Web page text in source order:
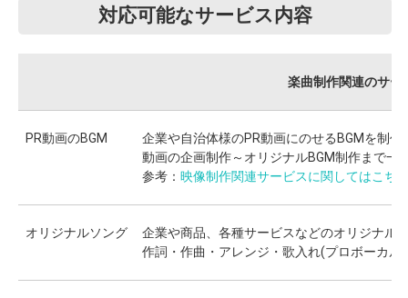
対応可能なサービス内容
楽曲制作関連のサー
PR動画のBGM
企業や自治体様のPR動画にのせるBGMを制作
動画の企画制作～オリジナルBGM制作まで一
参考： 映像制作関連サービスに関してはこち
オリジナルソング
企業や商品、各種サービスなどのオリジナル
作詞・作曲・アレンジ・歌入れ(プロボーカ